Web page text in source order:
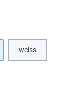
weiss(Diese Option